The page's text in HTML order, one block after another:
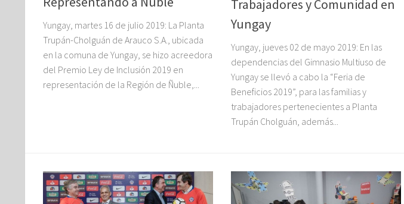
Yungay, martes 16 de julio 2019: La Planta
Trupán-Cholguán de Arauco S.A., ubicada
en la comuna de Yungay, se hizo acreedora
del Premio Ley de Inclusión 2019 en
representación de la Región de Ñuble,...
Trabajadores y Comunidad en
Yungay
Yungay, jueves 02 de mayo 2019: En las
dependencias del Gimnasio Multiuso de
Yungay se llevó a cabo la “Feria de
Beneficios 2019”, para las familias y
trabajadores pertenecientes a Planta
Trupán Cholguán, además...